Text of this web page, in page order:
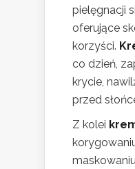
pielęgnacji
oferujące
korzyści.
co dzień,
krycie,
przed
Z kolei